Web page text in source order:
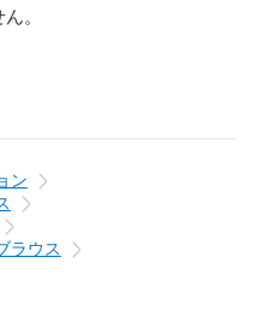
。
ン
ラウス